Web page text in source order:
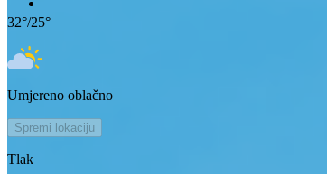
32°/25°
Umjereno oblačno
Spremi lokaciju
Tlak